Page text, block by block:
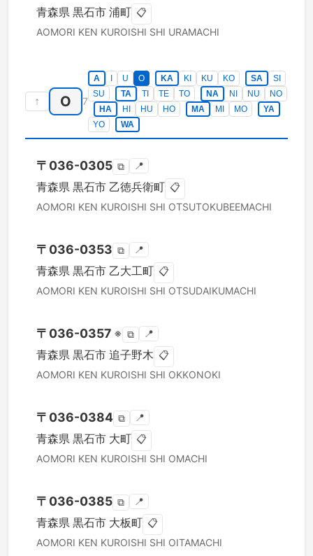
青森県 黒石市 浦町 📋
AOMORI KEN KUROISHI SHI URAMACHI
↑ O 7
A U O KA KI KU KO SA
SI
SU
TA TI TE TO NA NI NU
NO
HA
HI HU HO MA MI MO
YA
YO
WA
〒 036-0305 ⧉ 📍
青森県 黒石市 乙徳兵衛町 📋
AOMORI KEN KUROISHI SHI OTSUTOKUBEEMACHI
〒 036-0353 ⧉ 📍
青森県 黒石市 乙大工町 📋
AOMORI KEN KUROISHI SHI OTSUDAIKUMACHI
〒 036-0357 ※ ⧉ 📍
青森県 黒石市 追子野木 📋
AOMORI KEN KUROISHI SHI OKKONOKI
〒 036-0384 ⧉ 📍
青森県 黒石市 大町 📋
AOMORI KEN KUROISHI SHI OMACHI
〒 036-0385 ⧉ 📍
青森県 黒石市 大板町 📋
AOMORI KEN KUROISHI SHI OITAMACHI